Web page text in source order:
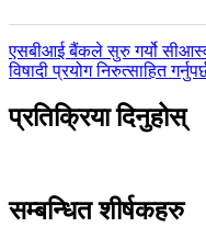
पछिल्लाे
-
एसबीआई बैंकले सुरु गर्यो
अघिल्लाे
विषादी प्रयोग निरुत्साहित
प्रतिक्रिया दिनुहोस्
सम्बन्धित शीर्षकहरु